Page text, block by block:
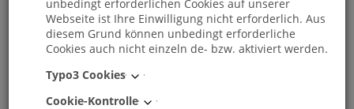
Pflegefachkraft / Altenpfleger (m/w/d) K&S
Seniorenresidenz Stade
unbedingt erforderlichen Cookies auf unserer
Webseite ist Ihre Einwilligung nicht erforderlich. Aus
diesem Grund können unbedingt erforderliche
Cookies auch nicht einzeln de- bzw. aktiviert werden.
Typo3 Cookies
Cookie-Kontrolle